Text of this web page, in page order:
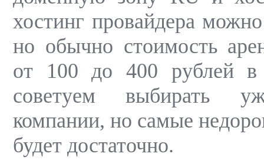
хостинг провайдера
но обычно стоимость
от 100 до 400 рублей
советуем выбирать
компании, но самые
будет достаточно.